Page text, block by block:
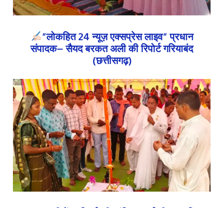
”लोकहित 24 न्यूज़ एक्सप्रेस लाइव” प्रधान
संपादक– सैयद बरकत अली की रिपोर्ट गरियाबंद
(छत्तीसगढ़)